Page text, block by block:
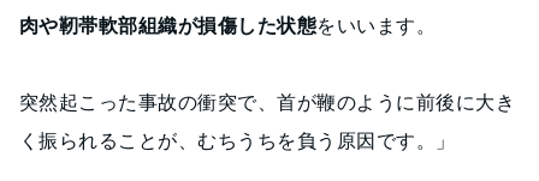
肉や靭帯軟部組織が損傷した状態をいいます。
突然起こった事故の衝突で、首が鞭のように前後に大き
く振られることが、むちうちを負う原因です。」